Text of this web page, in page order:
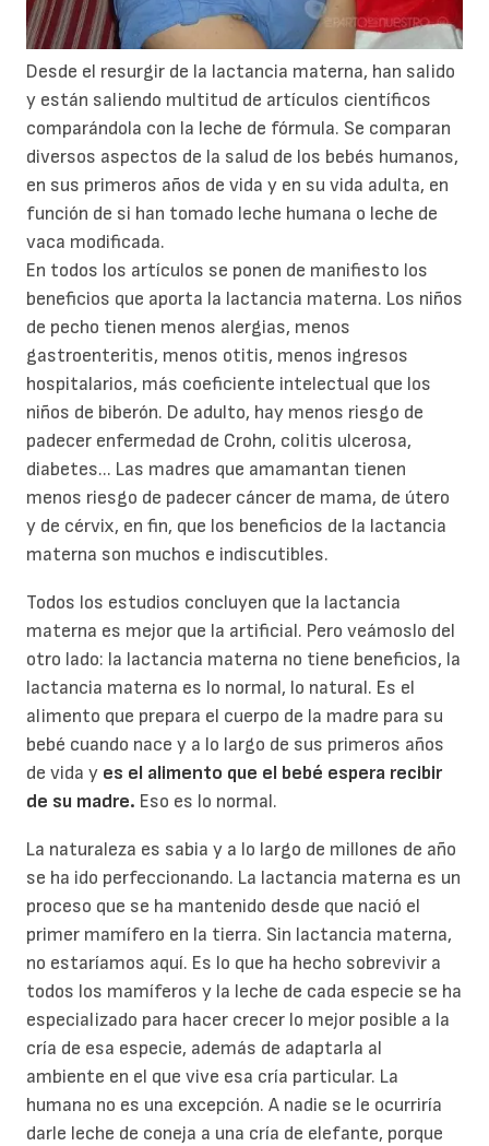
Desde el resurgir de la lactancia materna, han salido
y están saliendo multitud de artículos científicos
comparándola con la leche de fórmula. Se comparan
diversos aspectos de la salud de los bebés humanos,
en sus primeros años de vida y en su vida adulta, en
función de si han tomado leche humana o leche de
vaca modificada.
En todos los artículos se ponen de manifiesto los
beneficios que aporta la lactancia materna. Los niños
de pecho tienen menos alergias, menos
gastroenteritis, menos otitis, menos ingresos
hospitalarios, más coeficiente intelectual que los
niños de biberón. De adulto, hay menos riesgo de
padecer enfermedad de Crohn, colitis ulcerosa,
diabetes... Las madres que amamantan tienen
menos riesgo de padecer cáncer de mama, de útero
y de cérvix, en fin, que los beneficios de la lactancia
materna son muchos e indiscutibles.
Todos los estudios concluyen que la lactancia
materna es mejor que la artificial. Pero veámoslo del
otro lado: la lactancia materna no tiene beneficios, la
lactancia materna es lo normal, lo natural. Es el
alimento que prepara el cuerpo de la madre para su
bebé cuando nace y a lo largo de sus primeros años
de vida y es el alimento que el bebé espera recibir
de su madre. Eso es lo normal.
La naturaleza es sabia y a lo largo de millones de año
se ha ido perfeccionando. La lactancia materna es un
proceso que se ha mantenido desde que nació el
primer mamífero en la tierra. Sin lactancia materna,
no estaríamos aquí. Es lo que ha hecho sobrevivir a
todos los mamíferos y la leche de cada especie se ha
especializado para hacer crecer lo mejor posible a la
cría de esa especie, además de adaptarla al
ambiente en el que vive esa cría particular. La
humana no es una excepción. A nadie se le ocurriría
darle leche de coneja a una cría de elefante, porque